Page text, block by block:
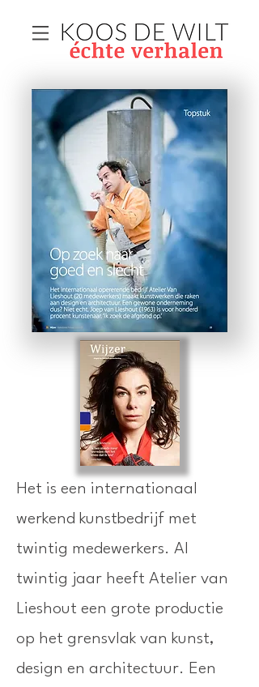
Het is een internationaal
werkend kunstbedrijf met
twintig medewerkers. Al
twintig jaar heeft Atelier van
Lieshout een grote productie
op het grensvlak van kunst,
design en architectuur. Een